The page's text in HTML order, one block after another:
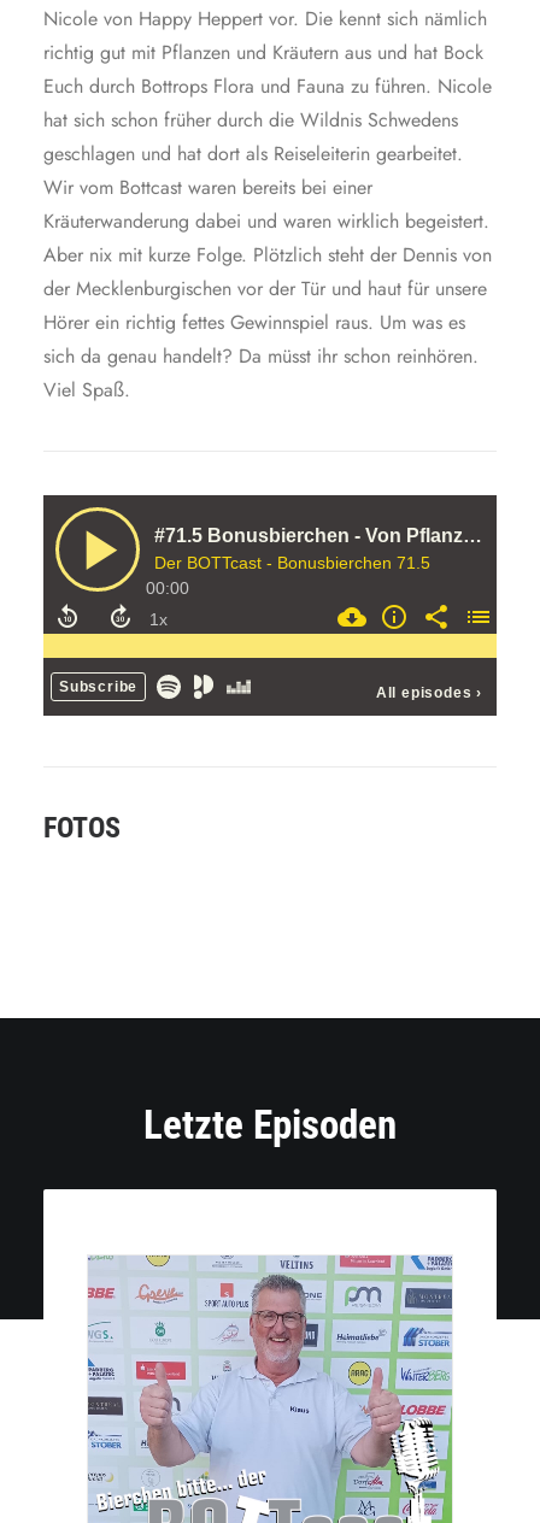
Nicole von Happy Heppert vor. Die kennt sich nämlich
richtig gut mit Pflanzen und Kräutern aus und hat Bock
Euch durch Bottrops Flora und Fauna zu führen. Nicole
hat sich schon früher durch die Wildnis Schwedens
geschlagen und hat dort als Reiseleiterin gearbeitet.
Wir vom Bottcast waren bereits bei einer
Kräuterwanderung dabei und waren wirklich begeistert.
Aber nix mit kurze Folge. Plötzlich steht der Dennis von
der Mecklenburgischen vor der Tür und haut für unsere
Hörer ein richtig fettes Gewinnspiel raus. Um was es
sich da genau handelt? Da müsst ihr schon reinhören.
Viel Spaß.
FOTOS
Letzte Episoden